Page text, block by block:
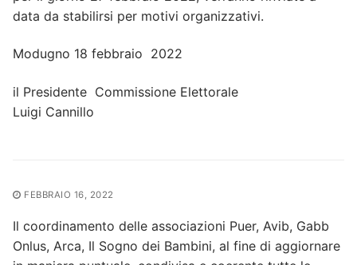
data da stabilirsi per motivi organizzativi.
Modugno 18 febbraio 2022
il Presidente Commissione Elettorale
Luigi Cannillo
FEBBRAIO 16, 2022
Il coordinamento delle associazioni Puer, Avib, Gabb
Onlus, Arca, Il Sogno dei Bambini, al fine di aggiornare